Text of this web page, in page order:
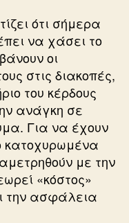
ότι σήμερα
να χάσει το
οι
στις διακοπές,
του κέρδους
ανάγκη σε
Για να έχουν
κατοχυρωμένα
με την
«κόστος»
την ασφάλεια